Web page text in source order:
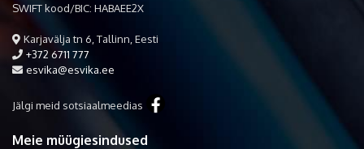
SWIFT kood/BIC: HABAEE2X
Karjavälja tn 6, Tallinn, Eesti
+372 6711 777
esvika@esvika.ee
Jälgi meid sotsiaalmeedias
Meie müügiesindused